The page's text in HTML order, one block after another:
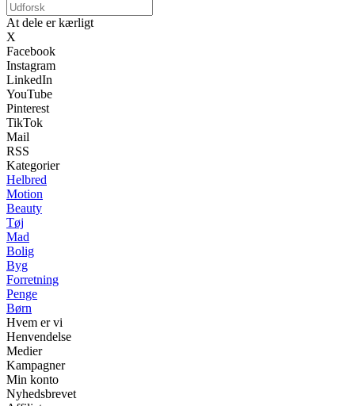
At dele er kærligt
X
Facebook
Instagram
LinkedIn
YouTube
Pinterest
TikTok
Mail
RSS
Kategorier
Helbred
Motion
Beauty
Tøj
Mad
Bolig
Byg
Forretning
Penge
Børn
Hvem er vi
Henvendelse
Medier
Kampagner
Min konto
Nyhedsbrevet